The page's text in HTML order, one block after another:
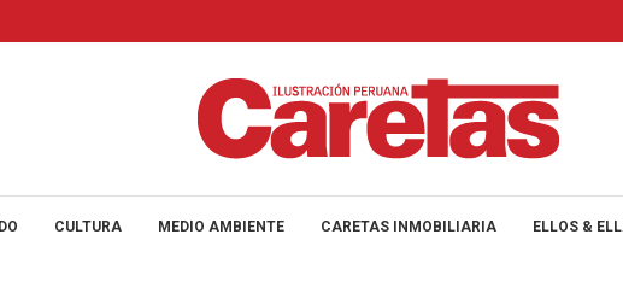
CULTURA MEDIO AMBIENTE CARETAS INMOBILIARIA ELLOS &